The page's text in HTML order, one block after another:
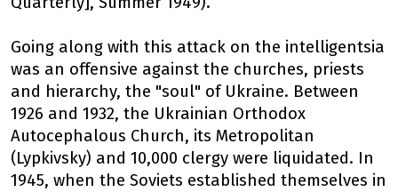
Going along with this attack on the intelligentsia
was an offensive against the churches, priests
and hierarchy, the "soul" of Ukraine. Between
1926 and 1932, the Ukrainian Orthodox
Autocephalous Church, its Metropolitan
(Lypkivsky) and 10,000 clergy were liquidated. In
1945, when the Soviets established themselves in